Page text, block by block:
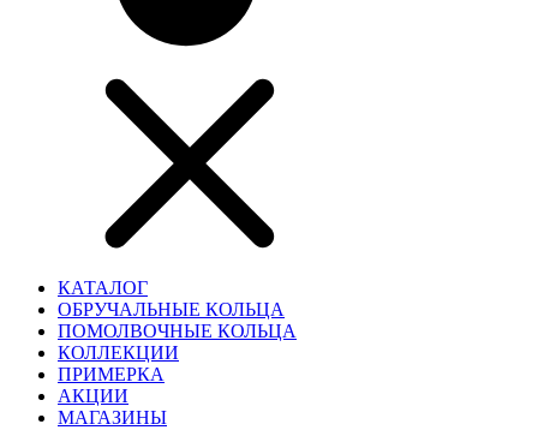
КАТАЛОГ
ОБРУЧАЛЬНЫЕ КОЛЬЦА
ПОМОЛВОЧНЫЕ КОЛЬЦА
КОЛЛЕКЦИИ
ПРИМЕРКА
АКЦИИ
МАГАЗИНЫ